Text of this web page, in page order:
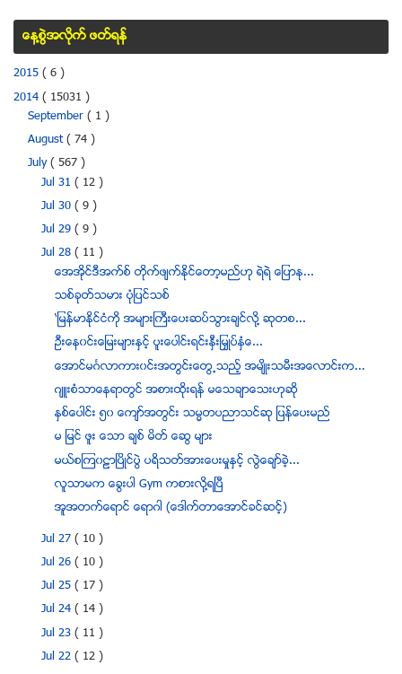
ေန႔စြဲအလိုက္ ဖတ္ရန္
2015 ( 6 )
2014 ( 15031 )
September ( 1 )
August( 74 )
July( 567 )
Jul 31( 12 )
Jul 30( 9 )
Jul 29( 9 )
Jul 28( 11 )
ေအအိုင္ဒီအက္စ္ တိုက္ဖ်က္ႏိုင္ေတာ့မည္ဟု ရဲရဲ ေျပာႏု...
သစ္ခုတ္သမား ပုံျပင္သစ္
‘ျမန္မာႏုိင္ငံကုိ အမ်ားႀကီးေပးဆပ္သြားခ်င္လုိ႔ ဆုတစ...
ဦးေန၀င္းေျမးမ်ားႏွင့္ ပူးေပါင္းရင္းႏွီးျမႇဳပ္ႏွံေ...
ေအာင္မဂၤလာကား၀င္းအတြင္းေတြ႕သည့္ အမ်ိဳးသမီးအေလာင္းက...
ဂ်ဴးစံသာေနရာတြင္ အစားထိုးရန္ မေသခ်ာေသးဟုဆို
ႏွစ္ေပါင္း ၅၀ ေက်ာ္အတြင္း သမၼတပညာသင္ဆု ျပန္ေပးမည္
မ ျမင္ ဖူး ေသာ ခ်စ္ မိတ္ ေဆြ မ်ား
မယ္စၾက၀ဠာၿပိဳင္ပြဲ ပရိသတ္အားေပးမႈႏွင့္ လြဲေခ်ာ္ခဲ့...
လူသာမက ေခြးပါ Gym ကစားလို႔ရၿပီ
အူအတက္ေရာင္ ေရာဂါ (ေဒါက္တာေအာင္ခင္ဆင့္)
Jul 27( 10 )
Jul 26( 10 )
Jul 25( 17 )
Jul 24( 14 )
Jul 23( 11 )
Jul 22( 12 )